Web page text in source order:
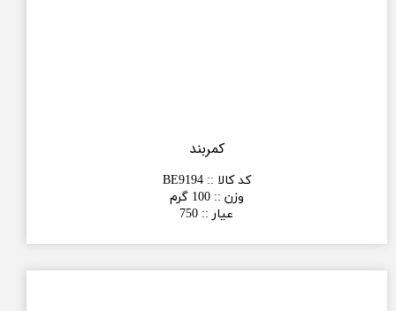
کمربند
کد کالا ::
BE9194
وزن :: 100 گرم
عیار ::
750